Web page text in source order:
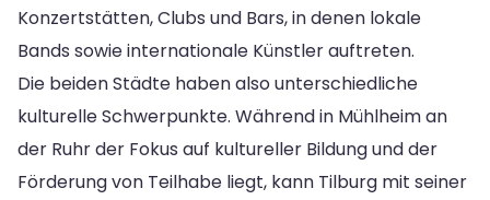
Konzertstätten, Clubs und Bars, in denen lokale
Bands sowie internationale Künstler auftreten.
Die beiden Städte haben also unterschiedliche
kulturelle Schwerpunkte. Während in Mühlheim an
der Ruhr der Fokus auf kultureller Bildung und der
Förderung von Teilhabe liegt, kann Tilburg mit seiner